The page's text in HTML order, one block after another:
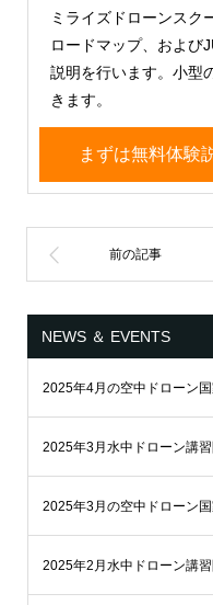
ミライズドローンスク
ロードマップ、および
説明を行います。小型
きます。
まずは無料体験
NEWS ＆ EVENTS
2025年4月の空中ドローン
2025年3月水中ドローン講
2025年3月の空中ドローン
2025年2月水中ドローン講